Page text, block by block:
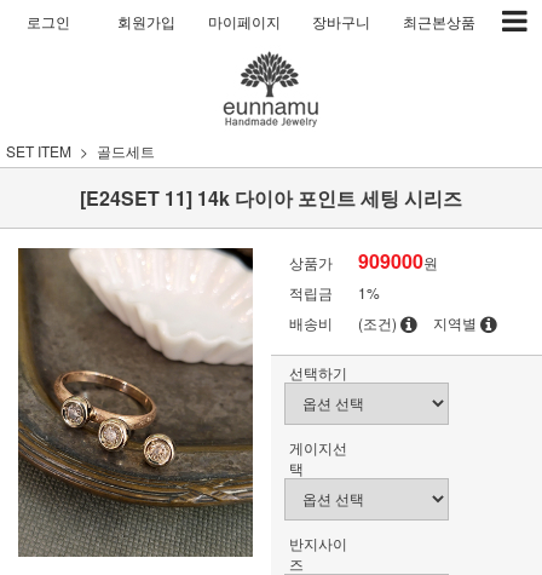
로그인 회원가입 마이페이지 장바구니 최근본상품
SET ITEM 골드세트
[E24SET 11] 14k 다이아 포인트 세팅 시리즈
상품가 909000원
적립금
1%
배송비
(조건) 지역별
선택하기
게이지선
택
반지사이
즈